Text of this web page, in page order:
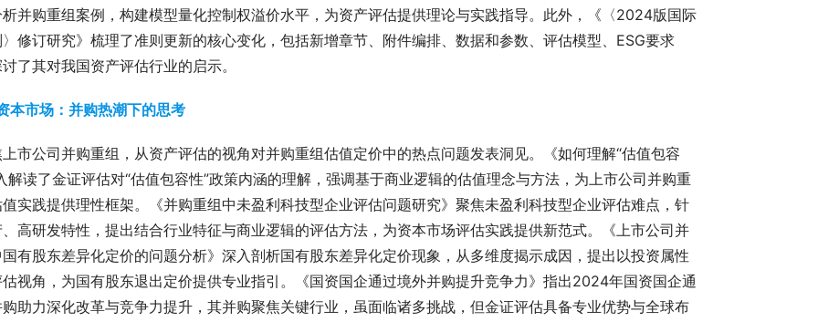
并购重组案例，构建模型量化控制权溢价水平，为资产评估提供理论与实践指导。此外，《〈2024版国际
修订研究》梳理了准则更新的核心变化，包括新增章节、附件编排、数据和参数、评估模型、ESG要求
了其对我国资产评估行业的启示。
本市场：并购热潮下的思考
市公司并购重组，从资产评估的视角对并购重组估值定价中的热点问题发表洞见。《如何理解“估值包容
解读了金证评估对“估值包容性”政策内涵的理解，强调基于商业逻辑的估值理念与方法，为上市公司并购重
实践提供理性框架。《并购重组中未盈利科技型企业评估问题研究》聚焦未盈利科技型企业评估难点，针
高研发特性，提出结合行业特征与商业逻辑的评估方法，为资本市场评估实践提供新范式。《上市公司并
有股东差异化定价的问题分析》深入剖析国有股东差异化定价现象，从多维度揭示成因，提出以投资属性
视角，为国有股东退出定价提供专业指引。《国资国企通过境外并购提升竞争力》指出2024年国资国企通
助力深化改革与竞争力提升，其并购聚焦关键行业，虽面临诸多挑战，但金证评估具备专业优势与全球布